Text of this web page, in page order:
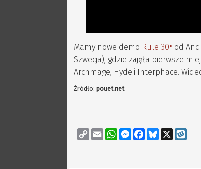
Mamy nowe demo Rule 30
od
Szwecja), gdzie zajęła pierwsze
Archmage, Hyde i Interphace.
Źródło:pouet.net
Copy
Link
Email WhatsAppMessenger
FacebookBluesky
X